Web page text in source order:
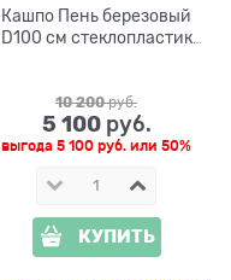
Кашпо Пень березовый
D100 см стеклопластик
10 200 руб.
5 100 руб.
выгода 5 100 руб. или 50%
КУПИТЬ